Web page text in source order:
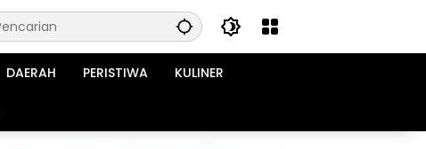
DAERAH PERISTIWA KULINER